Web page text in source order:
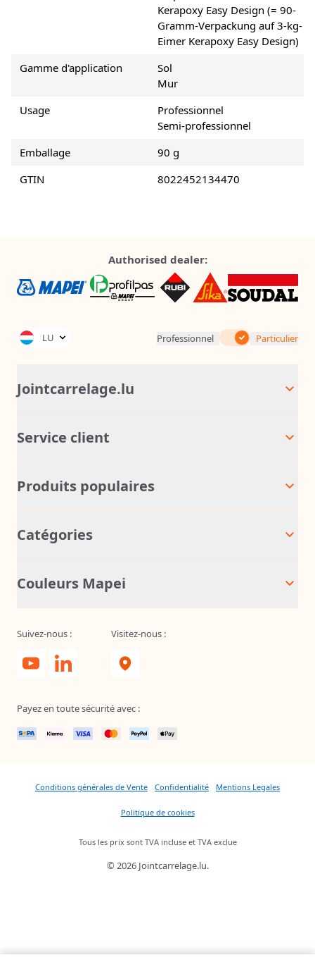
Kerapoxy Easy Design (= 90-
Gramm-Verpackung auf 3-kg-
Eimer Kerapoxy Easy Design)
Gamme d'application
Sol
Mur
Usage
Professionnel
Semi-professionnel
Emballage
90 g
GTIN
8022452134470
Authorised dealer:
LU Professionnel Inc. Tax Particulier
Jointcarrelage.lu
Service client
Produits populaires
Catégories
Couleurs Mapei
Suivez-nous : Visitez-nous :
Payez en toute sécurité avec :
Conditions générales de Vente Confidentialité Mentions Legales
Politique de cookies
Tous les prix sont TVA incluse et TVA exclue
© 2026 Jointcarrelage.lu.